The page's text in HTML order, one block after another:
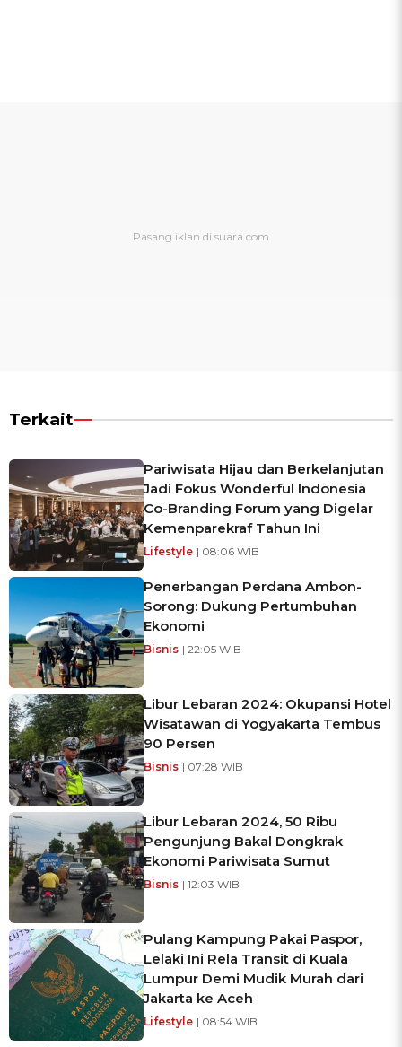
Terkait
Pariwisata Hijau dan Berkelanjutan
Jadi Fokus Wonderful Indonesia
Co-Branding Forum yang Digelar
Kemenparekraf Tahun Ini
Lifestyle | 08:06 WIB
Penerbangan Perdana Ambon-
Sorong: Dukung Pertumbuhan
Ekonomi
Bisnis | 22:05 WIB
Libur Lebaran 2024: Okupansi Hotel
Wisatawan di Yogyakarta Tembus
90 Persen
Bisnis | 07:28 WIB
Libur Lebaran 2024, 50 Ribu
Pengunjung Bakal Dongkrak
Ekonomi Pariwisata Sumut
Bisnis | 12:03 WIB
Pulang Kampung Pakai Paspor,
Lelaki Ini Rela Transit di Kuala
Lumpur Demi Mudik Murah dari
Jakarta ke Aceh
Lifestyle | 08:54 WIB